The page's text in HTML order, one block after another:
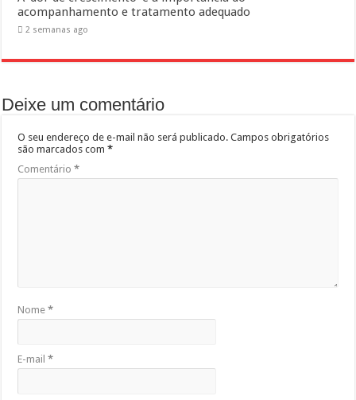
acompanhamento e tratamento adequado
2 semanas ago
Deixe um comentário
O seu endereço de e-mail não será publicado. Campos obrigatórios
são marcados com*
Comentário*
Nome*
E-mail*